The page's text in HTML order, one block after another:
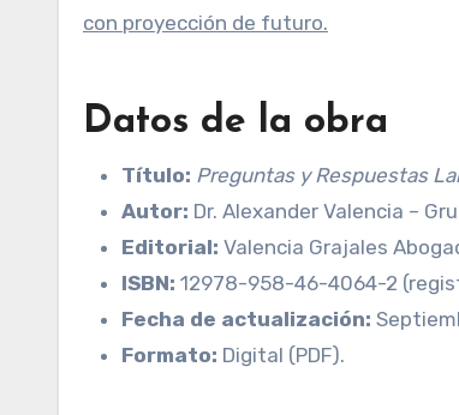
con proyección de futuro.
Datos de la obra
Título: Preguntas y Respuestas
Autor: Dr. Alexander Valencia –
Editorial: Valencia Grajales
ISBN: 12978-958-46-4064-2
Fecha de actualización:
Formato: Digital (PDF).